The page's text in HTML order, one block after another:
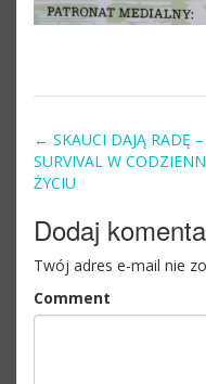
Post
← SKAUCI DAJĄ RADĘ –
SURVIVAL W
ŻYCIU
Dodaj
Twój adres e-mail nie
Comment